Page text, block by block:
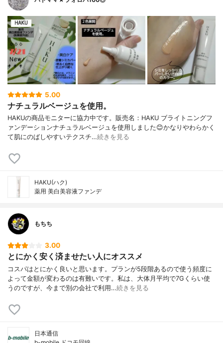
5.00
ナチュラルベージュを使用。
HAKUの商品モニターに協力中です。販売名：HAKU ブライトニングフ
ァンデーションナチュラルベージュを使用しました😊かなりやわらかく
て肌にのばしやすいテクスチ…続きを見る
HAKU(ハク)
薬用 美白美容液ファンデ
もちち
3.00
とにかく安く済ませたい人にオススメ
コスパはとにかく良いと思います。プランが5段階あるので使う頻度に
よって金額が変わるのは有難いです。私は、大体月平均で7Gくらい使
うのですが、今まで別の会社で利用…続きを見る
日本通信